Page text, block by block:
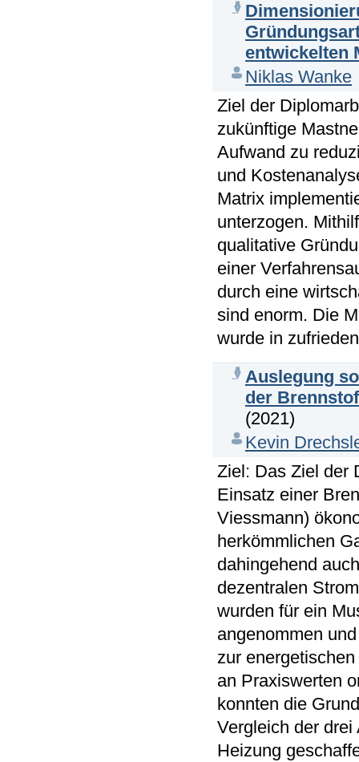
entwickelten
Niklas Wanke
Ziel der
zukünftige
Aufwand zu
und
Matrix
unterzogen.
qualitative
einer
durch eine
sind enorm. Die
wurde in
Auslegung
der
(2021)
Kevin
Ziel: Das Ziel der
Einsatz einer
Viessmann)
herkömmlichen
dahingehend
dezentralen
wurden für ein
angenommen
zur
an Praxiswerten
konnten die
Vergleich der
Heizung